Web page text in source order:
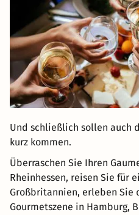
Und schließlich sollen auch
kurz kommen.
Überraschen Sie Ihren
Rheinhessen, reisen Sie für
Großbritannien, erleben Sie
Gourmetszene in Hamburg,